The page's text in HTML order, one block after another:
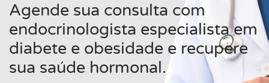
Agende sua consulta com
endocrinologista especialista em
diabete e obesidade e recupere
sua saúde hormonal.